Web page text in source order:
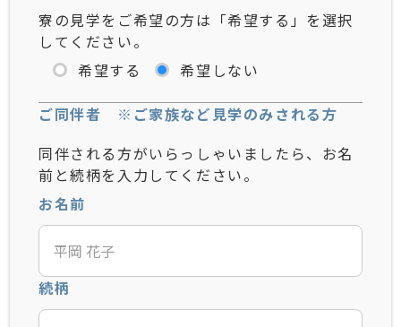
寮の見学をご希望の方は「希望する」を選択
してください。
希望する
希望しない
ご同伴者 ※ご家族など見学のみされる方
同伴される方がいらっしゃいましたら、お名
前と続柄を入力してください。
お名前
続柄